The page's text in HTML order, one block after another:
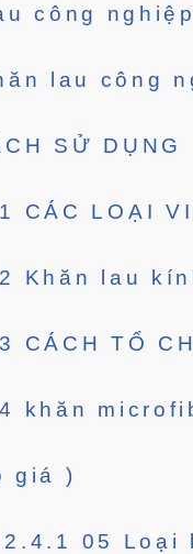
công
lau công
SỬ
CÁC LOẠI
Khăn lau
CÁCH TỔ
khăn
giá )
05 Loại